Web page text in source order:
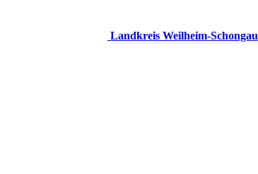
Landkreis Weilheim-Schongau